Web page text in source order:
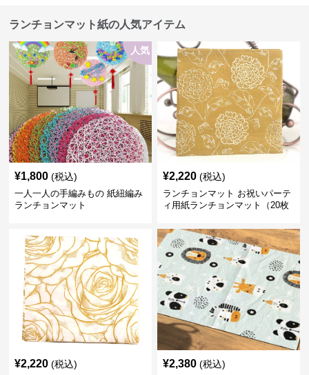
ランチョンマット紙の人気アイテム
人気
¥1,800 (税込)
一人一人の手編みもの 紙紐編み
ランチョンマット
¥2,220 (税込)
ランチョンマット お祝いパーテ
ィ用紙ランチョンマット（20枚
¥2,220 (税込) ¥2,380 (税込)